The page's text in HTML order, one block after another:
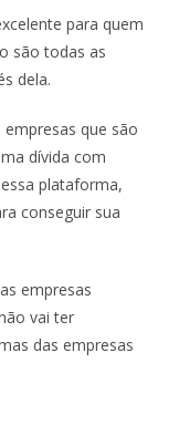
para quem
são todas as
dela.
que são
dívida com
plataforma,
conseguir sua
empresas
vai ter
das empresas